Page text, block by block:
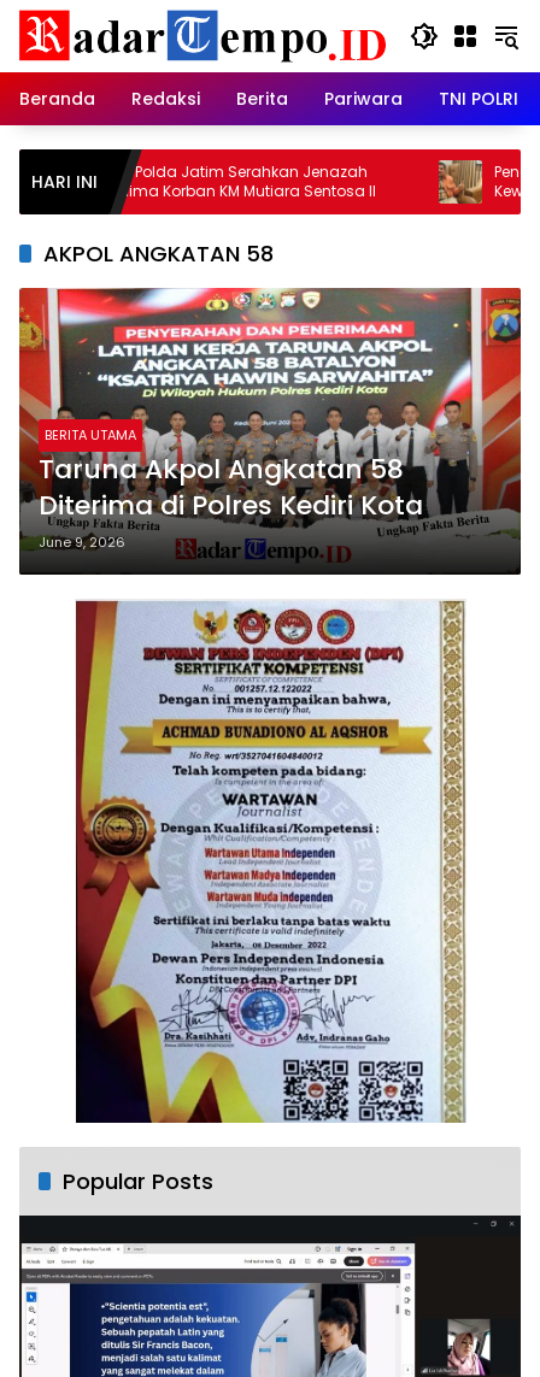
Skip
content
Beranda
Redaksi Berita Pariwara TNI POLRI
HARI INI
DVI Polda Jatim Serahkan Jenazah
Kelima Korban KM Mutiara Sentosa II
Juanda:
AKPOL ANGKATAN 58
BERITA UTAMA
Taruna Akpol Angkatan 58
Diterima di Polres Kediri Kota
June 9, 2026
Popular Posts